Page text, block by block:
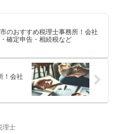
のおすすめ税理士事務所！会社
確定申告・相続税など
！会社
理士